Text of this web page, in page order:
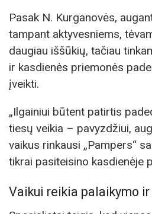
Pasak N. Kurganovės,
tampant aktyvesniems,
daugiau iššūkių, tačiau
ir kasdienės priemonės
įveikti.
„Ilgainiui būtent patirtis
tiesų veikia – pavyzdžiui,
vaikus rinkausi „Pampers“
tikrai pasiteisino kasdienėje
Vaikui reikia palaikymo ir